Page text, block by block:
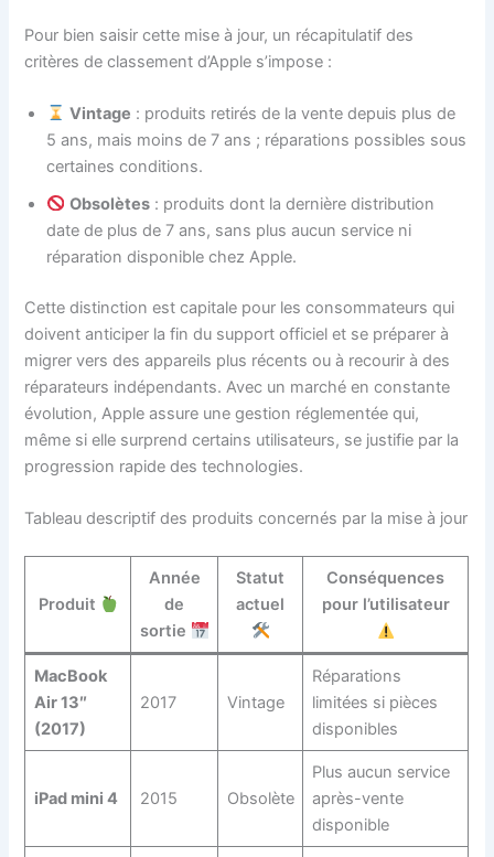
Pour bien saisir cette mise à jour, un récapitulatif des
critères de classement d’Apple s’impose :
Vintage : produits retirés de la vente depuis plus de
5 ans, mais moins de 7 ans ; réparations possibles sous
certaines conditions.
Obsolètes : produits dont la dernière distribution
date de plus de 7 ans, sans plus aucun service ni
réparation disponible chez Apple.
Cette distinction est capitale pour les consommateurs qui
doivent anticiper la fin du support officiel et se préparer à
migrer vers des appareils plus récents ou à recourir à des
réparateurs indépendants. Avec un marché en constante
évolution, Apple assure une gestion réglementée qui,
même si elle surprend certains utilisateurs, se justifie par la
progression rapide des technologies.
Tableau descriptif des produits concernés par la mise à jour
Produit
Année
de
sortie
Statut
actuel
Conséquences
pour l’utilisateur
MacBook
Air 13″
(2017)
2017 Vintage
Réparations
limitées si pièces
disponibles
iPad mini 4 2015 Obsolète
Plus aucun service
après-vente
disponible